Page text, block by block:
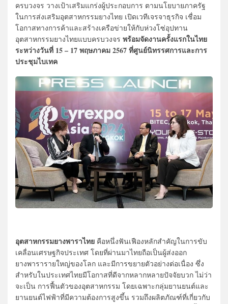
ครบวงจร วางเป้าเสริมแกร่งผู้ประกอบการ ตามนโยบายภาครัฐ
ในการส่งเสริมอุตสาหกรรมยางไทย เปิดเวทีเจรจาธุรกิจ เชื่อม
โอกาสทางการค้าและสร้างเครือข่ายให้กับห่วงโซ่อุปทาน
อุตสาหกรรมยางไทยแบบครบวงจร พร้อมจัดงานครั้งแรกในไทย
ระหว่างวันที่ 15 – 17 พฤษภาคม 2567 ที่ศูนย์นิทรรศการและการ
ประชุมไบเทค
อุตสาหกรรมยางพาราไทย คือหนึ่งฟันเฟืองหลักสำคัญในการขับ
เคลื่อนเศรษฐกิจประเทศ โดยที่ผ่านมาไทยถือเป็นผู้ส่งออก
ยางพารารายใหญ่ของโลก และมีการขยายตัวอย่างต่อเนื่อง ซึ่ง
สำหรับในประเทศไทยมีโอกาสที่ดีจากหลากหลายปัจจัยบวก ไม่ว่า
จะเป็น การฟื้นตัวของอุตสาหกรรม โดยเฉพาะกลุ่มยานยนต์และ
ยานยนต์ไฟฟ้าที่มีความต้องการสูงขึ้น รวมถึงผลิตภัณฑ์ที่เกี่ยวกับ